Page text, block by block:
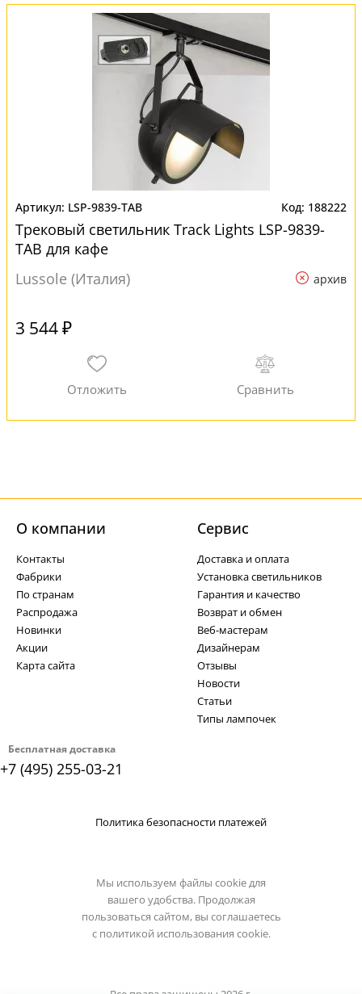
LSP-9839-TAB 188222
Трековый светильник Track Lights LSP-9839-
TAB для кафе
Lussole (Италия)
архив
3 544 ₽
Бесплатная доставка
+7 (495) 255-03-21
О компании
Контакты
Фабрики
По странам
Распродажа
Новинки
Акции
Карта сайта
Cервис
Доставка и оплата
Установка светильников
Гарантия и качество
Возврат и обмен
Веб-мастерам
Дизайнерам
Отзывы
Новости
Статьи
Типы лампочек
Политика безопасности платежей
Мы используем файлы cookie для
вашего удобства. Продолжая
пользоваться сайтом, вы соглашаетесь
с политикой использования cookie.